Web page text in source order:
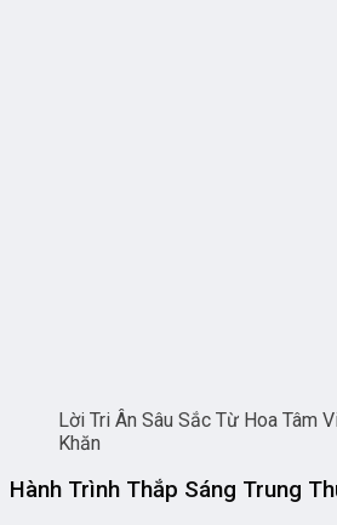
Lời Tri Ân Sâu Sắc Từ Hoa Tâm
Khăn
Hành Trình Thắp Sáng Trung